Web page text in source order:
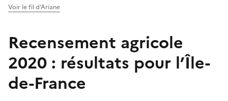
Voir le fil d'Ariane
Recensement agricole
2020 : résultats pour l’Île-
de-France